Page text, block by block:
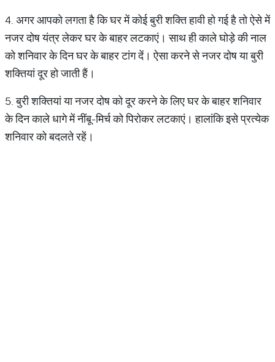
4. अगर आपको लगता है कि घर में कोई बुरी शक्ति हावी हो गई है तो ऐसे में
नजर दोष यंत्र लेकर घर के बाहर लटकाएं। साथ ही काले घोड़े की नाल
को शनिवार के दिन घर के बाहर टांग दें। ऐसा करने से नजर दोष या बुरी
शक्तियां दूर हो जाती हैं।
5. बुरी शक्तियां या नजर दोष को दूर करने के लिए घर के बाहर शनिवार
के दिन काले धागे में नींबू-मिर्च को पिरोकर लटकाएं। हालांकि इसे प्रत्येक
शनिवार को बदलते रहें।